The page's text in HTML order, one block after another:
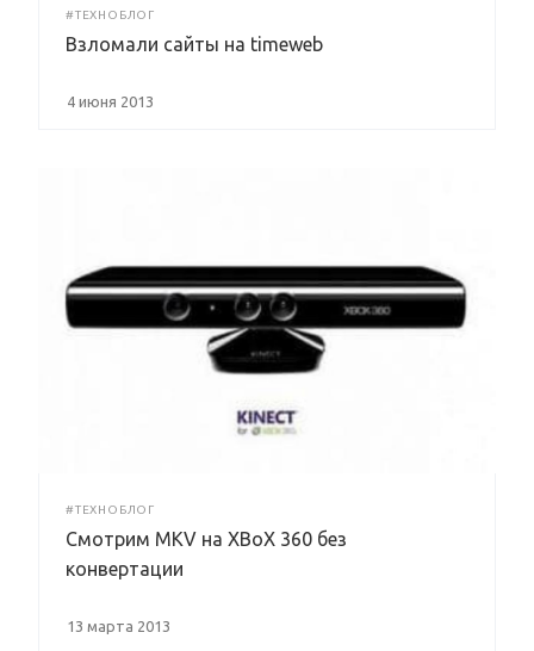
#ТЕХНОБЛОГ
Взломали сайты на timeweb
4 июня 2013
#ТЕХНОБЛОГ
Смотрим MKV на XBoX 360 без
конвертации
13 марта 2013